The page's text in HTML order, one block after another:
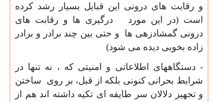
و رقابت های درونی این قبایل بسیار رشد کرده
است (در این مورد درگیری ها و رقابت های
درونی گمشادزهی ها و حتی بین چند برادر و برادر
زاده بخوبی دیده می شود)
- دستگاههای اطلاعاتی و امنیتی که ، نه تنها در
شرایط بحرانی کنونی بلکه از قبل، بر روی ساختن
و تجهیز دلالان سر طایفه ای تکیه داشته اند هم از